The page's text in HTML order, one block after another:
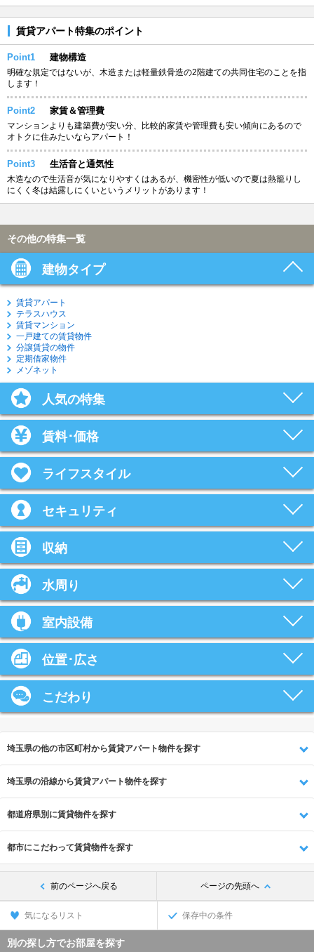
賃貸アパート特集のポイント
Point1 建物構造
明確な規定ではないが、木造または軽量鉄骨造の2階建ての共同住宅のことを指
します！
Point2 家賃＆管理費
マンションよりも建築費が安い分、比較的家賃や管理費も安い傾向にあるので
オトクに住みたいならアパート！
Point3 生活音と通気性
木造なので生活音が気になりやすくはあるが、機密性が低いので夏は熱籠りし
にくく冬は結露しにくいというメリットがあります！
その他の特集一覧
建物タイプ
賃貸アパート
テラスハウス
賃貸マンション
一戸建ての賃貸物件
分譲賃貸の物件
定期借家物件
メゾネット
人気の特集
賃料･価格
ライフスタイル
セキュリティ
収納
水周り
室内設備
位置･広さ
こだわり
埼玉県の他の市区町村から賃貸アパート物件を探す
埼玉県の沿線から賃貸アパート物件を探す
都道府県別に賃貸物件を探す
都市にこだわって賃貸物件を探す
前のページへ戻る ページの先頭へ
気になるリスト 保存中の条件
別の探し方でお部屋を探す